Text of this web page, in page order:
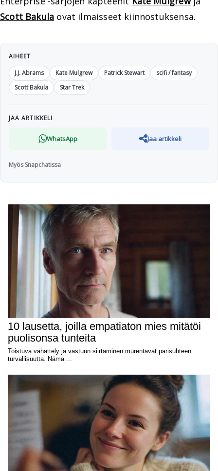
Scott Bakula ovat ilmaisseet kiinnostuksensa.
AIHEET
J.J. Abrams
Kate Mulgrew Patrick Stewart
scifi / fantasy
Scott Bakula
Star Trek
JAA ARTIKKELI
WhatsApp Jaa artikkeli
Myös Snapchatissa